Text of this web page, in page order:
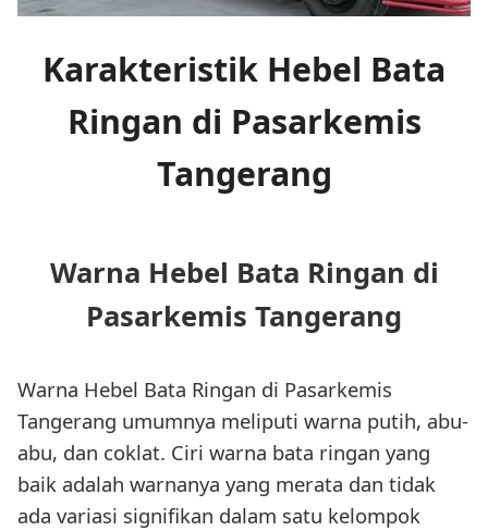
Karakteristik Hebel Bata
Ringan di Pasarkemis
Tangerang
Warna Hebel Bata Ringan di
Pasarkemis Tangerang
Warna Hebel Bata Ringan di Pasarkemis
Tangerang umumnya meliputi warna putih, abu-
abu, dan coklat. Ciri warna bata ringan yang
baik adalah warnanya yang merata dan tidak
ada variasi signifikan dalam satu kelompok